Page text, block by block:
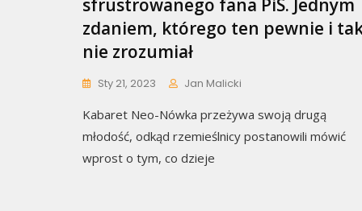
sfrustrowanego fana PiS. Jednym
zdaniem, którego ten pewnie i
nie zrozumiał
Sty 21, 2023 Jan Malicki
Kabaret Neo-Nówka przeżywa swoją drugą
młodość, odkąd rzemieślnicy postanowili mówić
wprost o tym, co dzieje